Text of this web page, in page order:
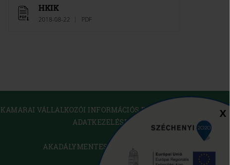
HKIK
2018-08-22 PDF
X
KAMARAI VÁLLALKOZÓI INFORMÁCIÓS RENDSZER
NEW
WINDOW)
ADATKEZELÉSI TÁJÉKOZTATÓ
SÜTI SZABÁLYZAT
AKADÁLYMENTESÍTÉSI NYILATKOZAT
IN
NEW
KAPCSOLAT